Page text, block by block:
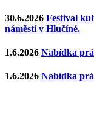
30.6.2026 Festival
náměstí v Hlučíně.
1.6.2026 Nabídka
1.6.2026 Nabídka